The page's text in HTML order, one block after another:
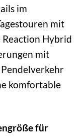
im
mit
Reaction Hybrid
mit
komfortable
für